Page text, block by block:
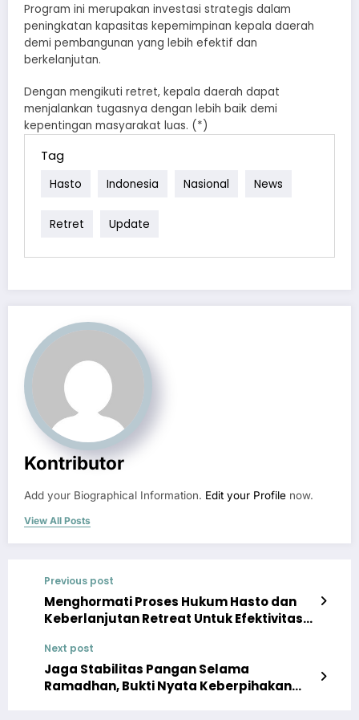
Program ini merupakan investasi strategis dalam
peningkatan kapasitas kepemimpinan kepala daerah
demi pembangunan yang lebih efektif dan
berkelanjutan.
Dengan mengikuti retret, kepala daerah dapat
menjalankan tugasnya dengan lebih baik demi
kepentingan masyarakat luas. (*)
Tag
Hasto Indonesia Nasional News
Retret Update
Kontributor
Add your Biographical Information. Edit your Profile now.
View All Posts
Previous post
Menghormati Proses Hukum Hasto dan
Keberlanjutan Retreat Untuk Efektivitas
Next post
Jaga Stabilitas Pangan Selama
Ramadhan, Bukti Nyata Keberpihakan